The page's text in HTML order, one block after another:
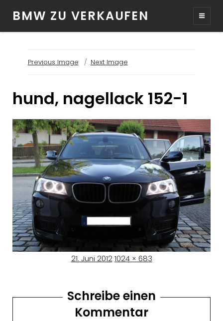
BMW ZU VERKAUFEN
Previous Image Next Image
hund, nagellack 152-1
Posted
21. Juni 2012 Full
1024 × 683
Schreibe einen
Kommentar